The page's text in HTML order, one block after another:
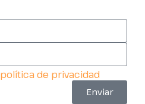
política de privacidad
Enviar